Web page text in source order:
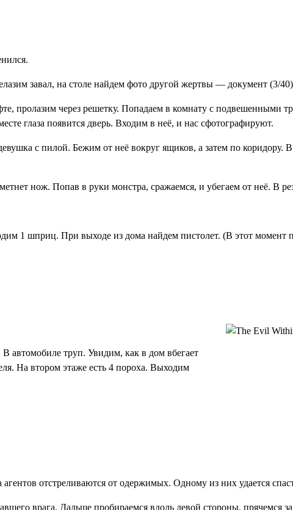
завал, на столе найдем фото другой жертвы — документ (3/40)
пролазим через решетку. Попадаем в комнату с подвешенными
глаза появится дверь. Входим в неё, и нас сфотографируют.
с пилой. Бежим от неё вокруг ящиков, а затем по коридору.
нож. Попав в руки монстра, сражаемся, и убегаем от неё. В
1 шприц. При выходе из дома найдем пистолет. (В этот момент
автомобиле труп. Увидим, как в дом вбегает
На втором этаже есть 4 пороха. Выходим
отстреливаются от одержимых. Одному из них удается
врага. Дальше пробираемся вдоль левой стороны, прячемся